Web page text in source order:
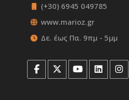
(+30) 6945 049785
www.marioz.gr
Δε. έως Πα. 9πμ - 5μμ